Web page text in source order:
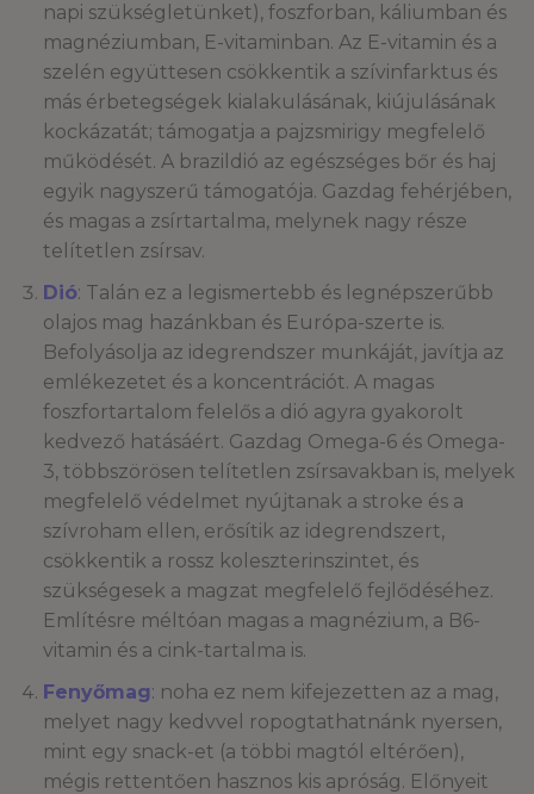
napi szükségletünket), foszforban, káliumban és
magnéziumban, E-vitaminban. Az E-vitamin és a
szelén együttesen csökkentik a szívinfarktus és
más érbetegségek kialakulásának, kiújulásának
kockázatát; támogatja a pajzsmirigy megfelelő
működését. A brazildió az egészséges bőr és haj
egyik nagyszerű támogatója. Gazdag fehérjében,
és magas a zsírtartalma, melynek nagy része
telítetlen zsírsav.
Dió: Talán ez a legismertebb és legnépszerűbb
olajos mag hazánkban és Európa-szerte is.
Befolyásolja az idegrendszer munkáját, javítja az
emlékezetet és a koncentrációt. A magas
foszfortartalom felelős a dió agyra gyakorolt ​​
kedvező hatásáért. Gazdag Omega-6 és Omega-
3, többszörösen telítetlen zsírsavakban is, melyek
megfelelő védelmet nyújtanak a stroke és a
szívroham ellen, erősítik az idegrendszert,
csökkentik a rossz koleszterinszintet, és
szükségesek a magzat megfelelő fejlődéséhez.
Említésre méltóan magas a magnézium, a B6-
vitamin és a cink-tartalma is.
Fenyőmag: noha ez nem kifejezetten az a mag,
melyet nagy kedvvel ropogtathatnánk nyersen,
mint egy snack-et (a többi magtól eltérően),
mégis rettentően hasznos kis apróság. Előnyeit